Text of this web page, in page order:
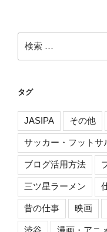
検
索:
タグ
JASIPA その他
サッカー・フットサ
ブログ活用方法
三ツ星ラーメン
昔の仕事 映画